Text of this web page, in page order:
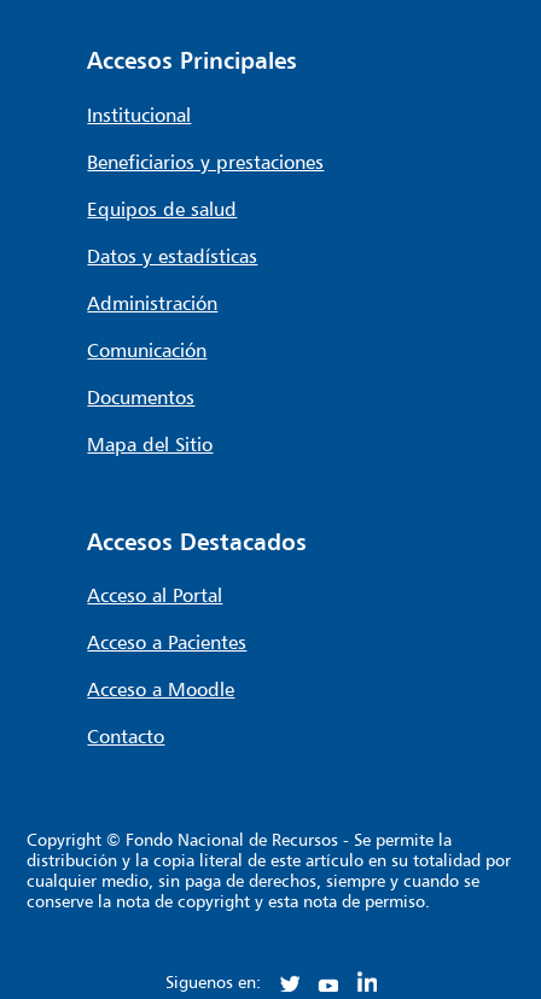
Accesos Principales
Institucional
Beneficiarios y prestaciones
Equipos de salud
Datos y estadísticas
Administración
Comunicación
Documentos
Mapa del Sitio
Accesos Destacados
Acceso al Portal
Acceso a Pacientes
Acceso a Moodle
Contacto
Copyright © Fondo Nacional de Recursos - Se permite la
distribución y la copia literal de este artículo en su totalidad por
cualquier medio, sin paga de derechos, siempre y cuando se
conserve la nota de copyright y esta nota de permiso.
Siguenos en: